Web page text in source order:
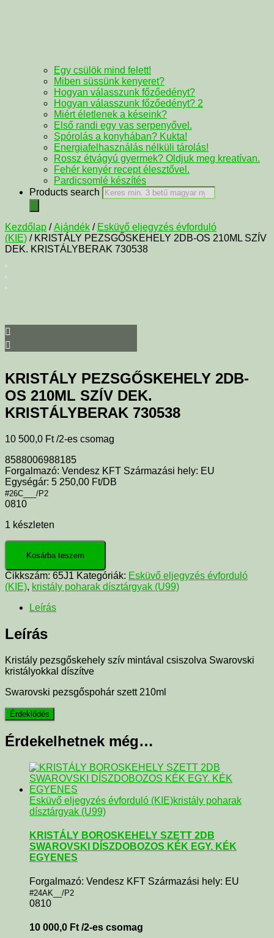
Egy csülök mind felett!
Miben süssünk kenyeret?
Hogyan válasszunk főzőedényt?
Hogyan válasszunk főzőedényt? 2
Miért életlenek a késeink?
Első randi egy vas serpenyővel.
Spórolás a konyhában? Kukta!
Energiafelhasználás nélküli tárolás!
Rossz étvágyú gyermek? Oldjuk meg kreatívan.
Fehér kenyér recept élesztővel.
Pardicsomlé készítés
Products search
Kezdőlap /Ajándék / Esküvő eljegyzés évforduló
(KIE) / KRISTÁLY PEZSGŐSKEHELY 2DB-OS 210ML SZÍV
DEK. KRISTÁLYBERAK 730538
KRISTÁLY PEZSGŐSKEHELY 2DB-
OS 210ML SZÍV DEK.
KRISTÁLYBERAK 730538
10 500,0 Ft /2-es csomag
8588006988185
Forgalmazó: Vendesz KFT Származási hely: EU
Egységár: 5 250,00 Ft/DB
#26C___/P2
0810
1 készleten
Kosárba teszem
Cikkszám: 65J1 Kategóriák: Esküvő eljegyzés évforduló
(KIE), kristály poharak dísztárgyak (U99)
Leírás
Leírás
Kristály pezsgőskehely szív mintával csiszolva Swarovski
kristályokkal díszítve
Swarovski pezsgőspohár szett 210ml
Érdekelhetnek még…
Esküvő eljegyzés évforduló (KIE)kristály poharak
dísztárgyak (U99)
KRISTÁLY BOROSKEHELY SZETT 2DB
SWAROVSKI DÍSZDOBOZOS KÉK EGY. KÉK
EGYENES
Forgalmazó: Vendesz KFT Származási hely: EU
#24AK__/P2
0810
10 000,0 Ft /2-es csomag